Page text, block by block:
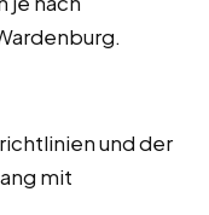
und der
mit